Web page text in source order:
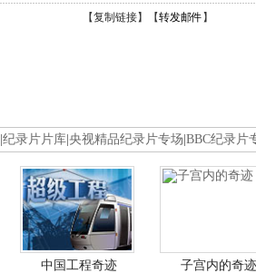
【复制链接】【转发邮件 】
纪录片片库 央视精品纪录片专场 BBC纪录片
中国工程奇迹 子宫内的奇迹